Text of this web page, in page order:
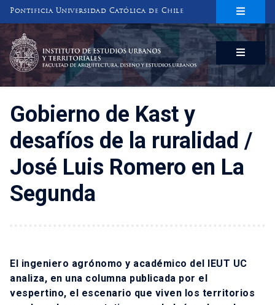
Pontificia Universidad Católica de Chile
INSTITUTO DE ESTUDIOS URBANOS
Y TERRITORIALES
FACULTAD DE ARQUITECTURA, DISEÑO Y ESTUDIOS URBANOS
Gobierno de Kast y
desafíos de la ruralidad /
José Luis Romero en La
Segunda
El ingeniero agrónomo y académico del IEUT UC
analiza, en una columna publicada por el
vespertino, el escenario que viven los territorios